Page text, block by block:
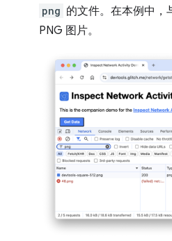
png 的文件。在本例中，
PNG 图片。